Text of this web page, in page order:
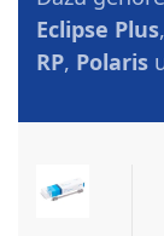
Eclipse Plus,
RP, Polaris